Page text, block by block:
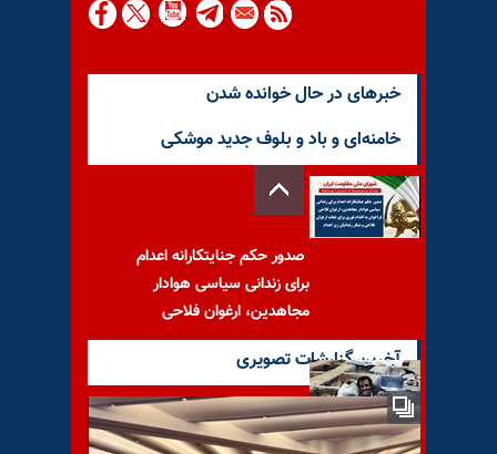
خبرهای در حال خوانده شدن
خامنه‌ای و باد و بلوف جدید موشکی
صدور حکم جنایتکارانه اعدام
برای زندانی سیاسی هوادار
مجاهدین، ارغوان فلاحی
گورخوابها!
آخرین گزارشات تصویری